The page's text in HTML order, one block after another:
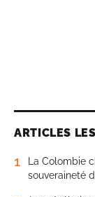
ARTICLES
1
La Colombie
souveraineté